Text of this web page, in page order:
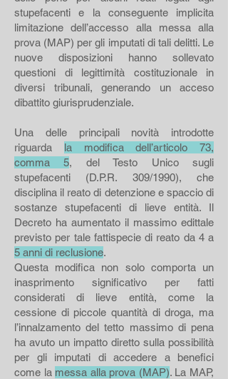
stupefacenti e la conseguente implicita
limitazione dell’accesso alla messa alla
prova (MAP) per gli imputati di tali delitti. Le
nuove disposizioni hanno sollevato
questioni di legittimità costituzionale in
diversi tribunali, generando un acceso
dibattito giurisprudenziale.
Una delle principali novità introdotte
riguarda la modifica dell’articolo 73,
comma 5, del Testo Unico sugli
stupefacenti (D.P.R. 309/1990), che
disciplina il reato di detenzione e spaccio di
sostanze stupefacenti di lieve entità. Il
Decreto ha aumentato il massimo edittale
previsto per tale fattispecie di reato da 4 a
5 anni di reclusione.
Questa modifica non solo comporta un
inasprimento significativo per fatti
considerati di lieve entità, come la
cessione di piccole quantità di droga, ma
l’innalzamento del tetto massimo di pena
ha avuto un impatto diretto sulla possibilità
per gli imputati di accedere a benefici
come la messa alla prova (MAP). La MAP,